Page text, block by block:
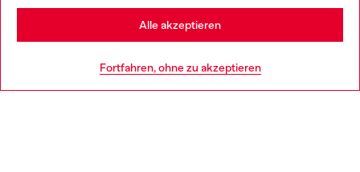
Fortfahren, ohne zu akzeptieren
Alle akzeptieren